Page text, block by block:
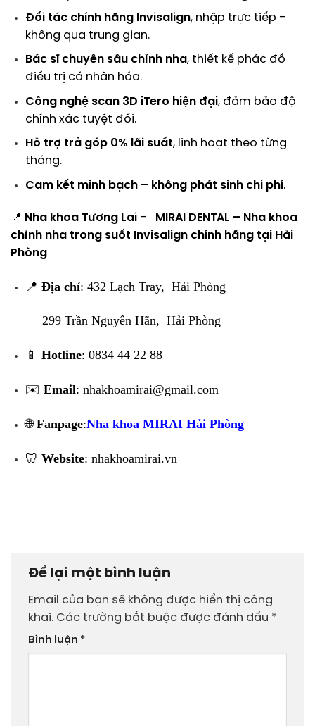
Đối tác chính hãng Invisalign, nhập trực tiếp –
không qua trung gian.
Bác sĩ chuyên sâu chỉnh nha, thiết kế phác đồ
điều trị cá nhân hóa.
Công nghệ scan 3D iTero hiện đại, đảm bảo độ
chính xác tuyệt đối.
Hỗ trợ trả góp 0% lãi suất, linh hoạt theo từng
tháng.
Cam kết minh bạch – không phát sinh chi phí.
📍 Nha khoa Tương Lai –
MIRAI DENTAL – Nha khoa
chỉnh nha trong suốt Invisalign chính hãng tại Hải
Phòng
📍 Địa chỉ: 432 Lạch Tray, Hải Phòng
299 Trần Nguyên Hãn, Hải Phòng
📱 Hotline: 0834 44 22 88
✉️ Email: nhakhoamirai@gmail.com
🌐Fanpage:Nha khoa MIRAI Hải Phòng
🦷 Website: nhakhoamirai.vn
Để lại một bình luận
Email của bạn sẽ không được hiển thị công
khai. Các trường bắt buộc được đánh dấu *
Bình luận *